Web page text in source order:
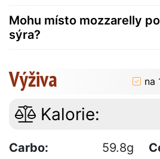
Mohu místo mozzarelly
sýra?
Výživa na
Kalorie:
Carbo: 59.8g